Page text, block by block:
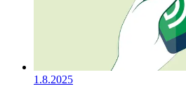
1.8.2025